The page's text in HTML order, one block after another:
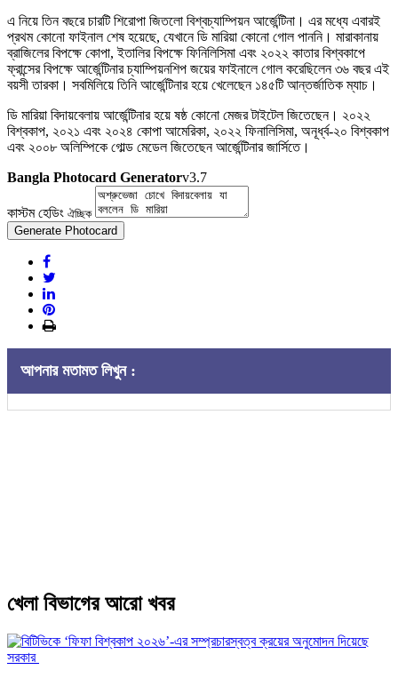
এ নিয়ে তিন বছরে চারটি শিরোপা জিতলো বিশ্বচ্যাম্পিয়ন আর্জেন্টিনা। এর মধ্যে এবারই
প্রথম কোনো ফাইনাল শেষ হয়েছে, যেখানে ডি মারিয়া কোনো গোল পাননি। মারাকানায়
ব্রাজিলের বিপক্ষে কোপা, ইতালির বিপক্ষে ফিনিলিসিমা এবং ২০২২ কাতার বিশ্বকাপে
ফ্রান্সের বিপক্ষে আর্জেন্টিনার চ্যাম্পিয়নশিপ জয়ের ফাইনালে গোল করেছিলেন ৩৬ বছর এই
বয়সী তারকা। সবমিলিয়ে তিনি আর্জেন্টিনার হয়ে খেলেছেন ১৪৫টি আন্তর্জাতিক ম্যাচ।
ডি মারিয়া বিদায়বেলায় আর্জেন্টিনার হয়ে ষষ্ঠ কোনো মেজর টাইটেল জিতেছেন। ২০২২
বিশ্বকাপ, ২০২১ এবং ২০২৪ কোপা আমেরিকা, ২০২২ ফিনালিসিমা, অনূর্ধ্ব-২০ বিশ্বকাপ
এবং ২০০৮ অলিম্পিকে গোল্ড মেডেল জিতেছেন আর্জেন্টিনার জার্সিতে।
Bangla Photocard Generatorv3.7
কাস্টম হেডিং ঐচ্ছিক
Generate Photocard
আপনার মতামত লিখুন :
খেলা বিভাগের আরো খবর